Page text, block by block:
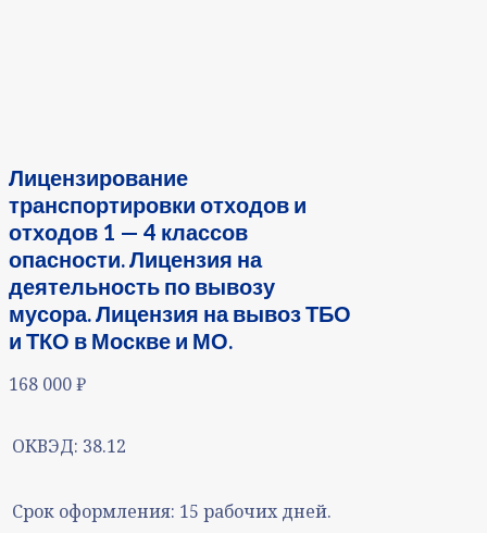
Лицензирование
транспортировки отходов и
отходов 1 — 4 классов
опасности. Лицензия на
деятельность по вывозу
мусора. Лицензия на вывоз ТБО
и ТКО в Москве и МО.
168 000₽
ОКВЭД: 38.12
Срок оформления: 15 рабочих дней.